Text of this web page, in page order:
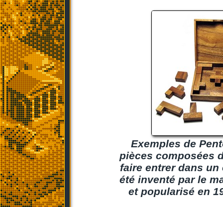
Exemples de
pièces composées
faire entrer dans un
été inventé par le
et popularisé en